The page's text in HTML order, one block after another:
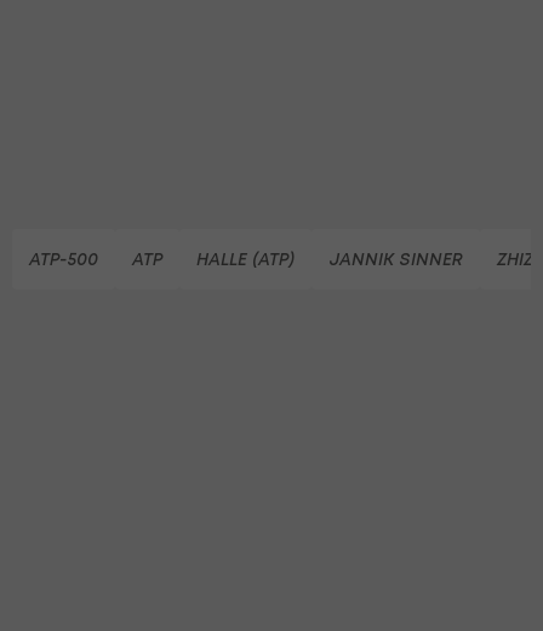
ATP-500 ATP HALLE (ATP) JANNIK SINNER